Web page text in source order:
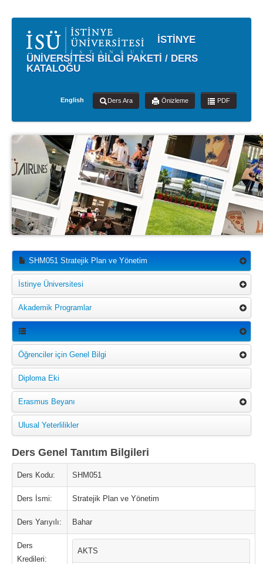
İSTİNYE
ÜNİVERSİTESİ BİLGİ PAKETİ / DERS
KATALOĞU
English Ders Ara Önizleme PDF
SHM051 Stratejik Plan ve Yönetim
İstinye Üniversitesi
Akademik Programlar
Öğrenciler için Genel Bilgi
Diploma Eki
Erasmus Beyanı
Ulusal Yeterlilikler
Ders Genel Tanıtım Bilgileri
Ders Kodu: SHM051
Ders İsmi: Stratejik Plan ve Yönetim
Ders Yarıyılı: Bahar
Ders
Kredileri:
AKTS